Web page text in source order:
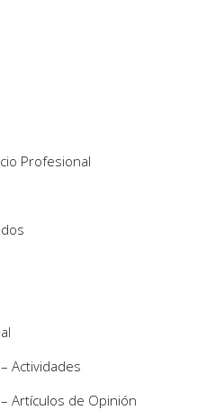
Profesional
Actividades
Artículos de Opinión